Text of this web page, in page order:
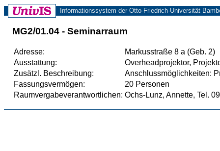
Informationssystem der Otto-Friedrich-Universität
MG2/01.04 - Seminarraum
Adresse:
Markusstraße 8 a (Geb. 2)
Ausstattung:
Overheadprojektor,
Zusätzl. Beschreibung:
Anschlussmöglichkeiten:
Fassungsvermögen:
20 Personen
Raumvergabeverantwortlichen: Ochs-Lunz, Annette, Tel.